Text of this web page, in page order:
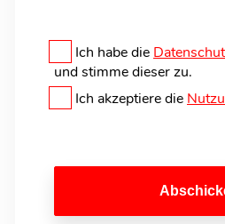
Ich habe die
und stimme dieser zu.
Ich akzeptiere die